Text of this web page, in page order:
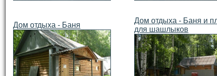
Дом отдыха - Баня
Дом отдыха - Баня и
для шашлыков